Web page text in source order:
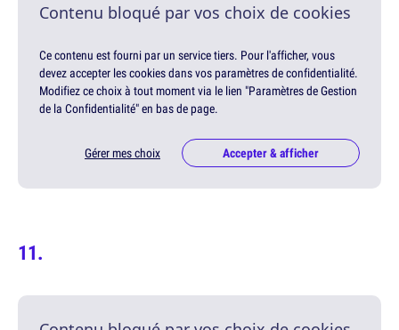
Contenu bloqué par vos choix de cookies
Ce contenu est fourni par un service tiers. Pour l'afficher, vous
devez accepter les cookies dans vos paramètres de confidentialité.
Modifiez ce choix à tout moment via le lien "Paramètres de Gestion
de la Confidentialité" en bas de page.
Gérer mes choix Accepter & afficher